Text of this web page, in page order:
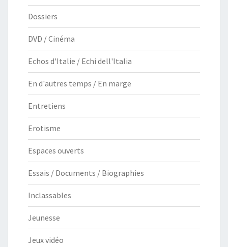
Dossiers
DVD / Cinéma
Echos d'Italie / Echi dell'Italia
En d'autres temps / En marge
Entretiens
Erotisme
Espaces ouverts
Essais / Documents / Biographies
Inclassables
Jeunesse
Jeux vidéo